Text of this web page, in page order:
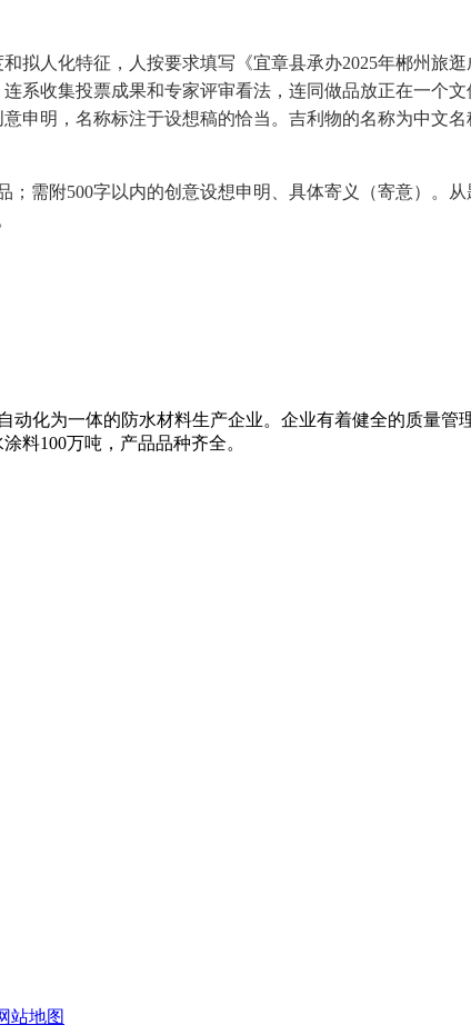
人化特征，人按要求填写《宜章县承办2025年郴州旅逛
系收集投票成果和专家评审看法，连同做品放正在一个
申明，名称标注于设想稿的恰当。吉利物的名称为中文
附500字以内的创意设想申明、具体寄义（寄意）。
化为一体的防水材料生产企业。企业有着健全的质量管
料100万吨，产品品种齐全。
站地图